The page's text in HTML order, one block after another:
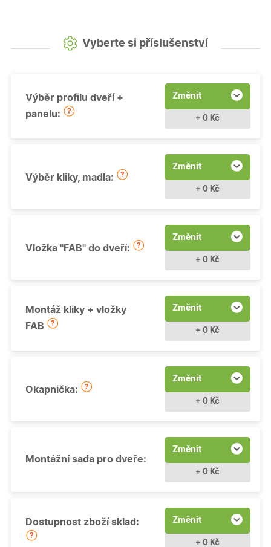
Vyberte si příslušenství
Výběr profilu dveří +
panelu:
Změnit
+ 0 Kč
Výběr kliky, madla:
Změnit
+ 0 Kč
Vložka "FAB" do dveří:
Změnit
+ 0 Kč
Montáž kliky + vložky
FAB
Změnit
+ 0 Kč
Okapnička:
Změnit
+ 0 Kč
Montážní sada pro dveře:
Změnit
+ 0 Kč
Dostupnost zboží sklad: Změnit
+ 0 Kč